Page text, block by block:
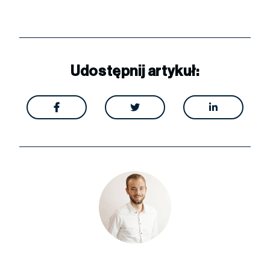
Udostępnij artykuł:
  